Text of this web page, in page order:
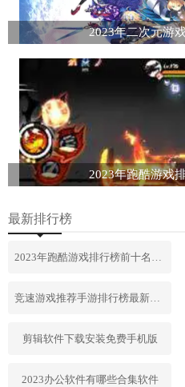
2023年二次元游
2023年跑酷游戏
最新排行榜
剪辑软件下载安装免费手机版
2023办公软件有哪些合集软件